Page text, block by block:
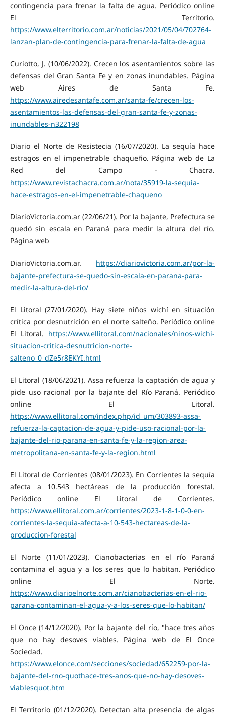
contingencia para frenar la falta de agua. Periódico online
El Territorio.
https://www.elterritorio.com.ar/noticias/2021/05/04/702764-
lanzan-plan-de-contingencia-para-frenar-la-falta-de-agua
Curiotto, J. (10/06/2022). Crecen los asentamientos sobre las
defensas del Gran Santa Fe y en zonas inundables. Página
web Aires de Santa Fe.
https://www.airedesantafe.com.ar/santa-fe/crecen-los-
asentamientos-las-defensas-del-gran-santa-fe-y-zonas-
inundables-n322198
Diario el Norte de Resistecia (16/07/2020). La sequía hace
estragos en el impenetrable chaqueño. Página web de La
Red del Campo - Chacra.
https://www.revistachacra.com.ar/nota/35919-la-sequia-
hace-estragos-en-el-impenetrable-chaqueno
DiarioVictoria.com.ar (22/06/21). Por la bajante, Prefectura se
quedó sin escala en Paraná para medir la altura del río.
Página web
DiarioVictoria.com.ar. https://diariovictoria.com.ar/por-la-
bajante-prefectura-se-quedo-sin-escala-en-parana-para-
medir-la-altura-del-rio/
El Litoral (27/01/2020). Hay siete niños wichí en situación
crítica por desnutrición en el norte salteño. Periódico online
El Litoral. https://www.ellitoral.com/nacionales/ninos-wichi-
situacion-critica-desnutricion-norte-
salteno_0_dZe5r8EKYI.html
El Litoral (18/06/2021). Assa refuerza la captación de agua y
pide uso racional por la bajante del Río Paraná. Periódico
online El Litoral.
https://www.ellitoral.com/index.php/id_um/303893-assa-
refuerza-la-captacion-de-agua-y-pide-uso-racional-por-la-
bajante-del-rio-parana-en-santa-fe-y-la-region-area-
metropolitana-en-santa-fe-y-la-region.html
El Litoral de Corrientes (08/01/2023). En Corrientes la sequía
afecta a 10.543 hectáreas de la producción forestal.
Periódico online El Litoral de Corrientes.
https://www.ellitoral.com.ar/corrientes/2023-1-8-1-0-0-en-
corrientes-la-sequia-afecta-a-10-543-hectareas-de-la-
produccion-forestal
El Norte (11/01/2023). Cianobacterias en el río Paraná
contamina el agua y a los seres que lo habitan. Periódico
online El Norte.
https://www.diarioelnorte.com.ar/cianobacterias-en-el-rio-
parana-contaminan-el-agua-y-a-los-seres-que-lo-habitan/
El Once (14/12/2020). Por la bajante del río, "hace tres años
que no hay desoves viables. Página web de El Once
Sociedad.
https://www.elonce.com/secciones/sociedad/652259-por-la-
bajante-del-rno-quothace-tres-anos-que-no-hay-desoves-
viablesquot.htm
El Territorio (01/12/2020). Detectan alta presencia de algas